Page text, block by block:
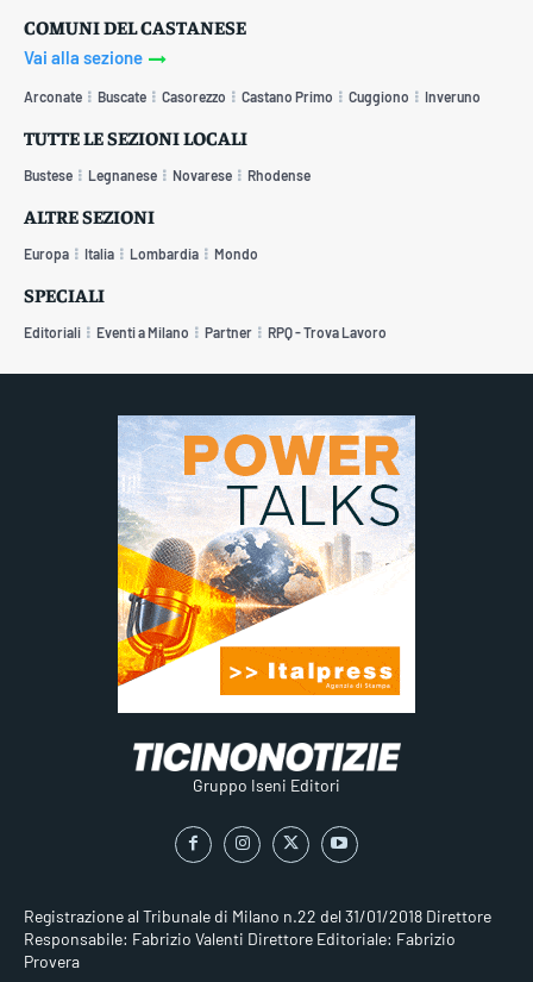
COMUNI DEL CASTANESE
Vai alla sezione
Arconate Buscate Casorezzo Castano Primo Cuggiono Inveruno
TUTTE LE SEZIONI LOCALI
Bustese Legnanese Novarese Rhodense
ALTRE SEZIONI
Europa Italia Lombardia Mondo
SPECIALI
Editoriali Eventi a Milano Partner RPQ - Trova Lavoro
Gruppo Iseni Editori
Registrazione al Tribunale di Milano n.22 del 31/01/2018 Direttore
Responsabile: Fabrizio Valenti Direttore Editoriale: Fabrizio
Provera